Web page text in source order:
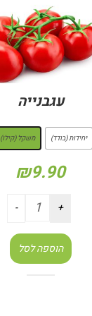
עגבנייה
יחידות (בודד) משקל (קילו)
₪9.90
הוספה לסל